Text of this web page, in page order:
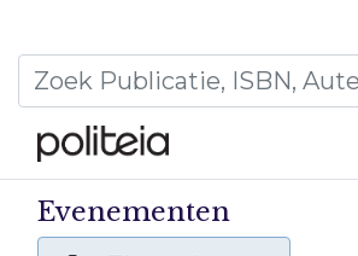
Evenementen